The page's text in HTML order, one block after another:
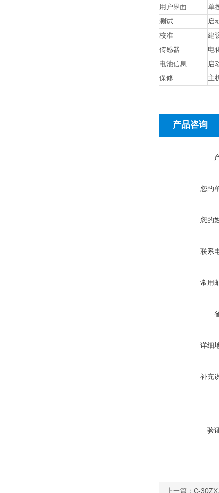
用户界面
单
测试
启
校准
建
传感器
电
电池信息
启
保修
主
产品咨询
您的
您的
联系
常用
详细
补充
验
上一篇： C-